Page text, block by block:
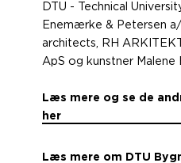
DTU - Technical
Enemærke & Petersen
architects, RH
ApS og kunstner Malene
Læs mere og se de
her
Læs mere om DTU